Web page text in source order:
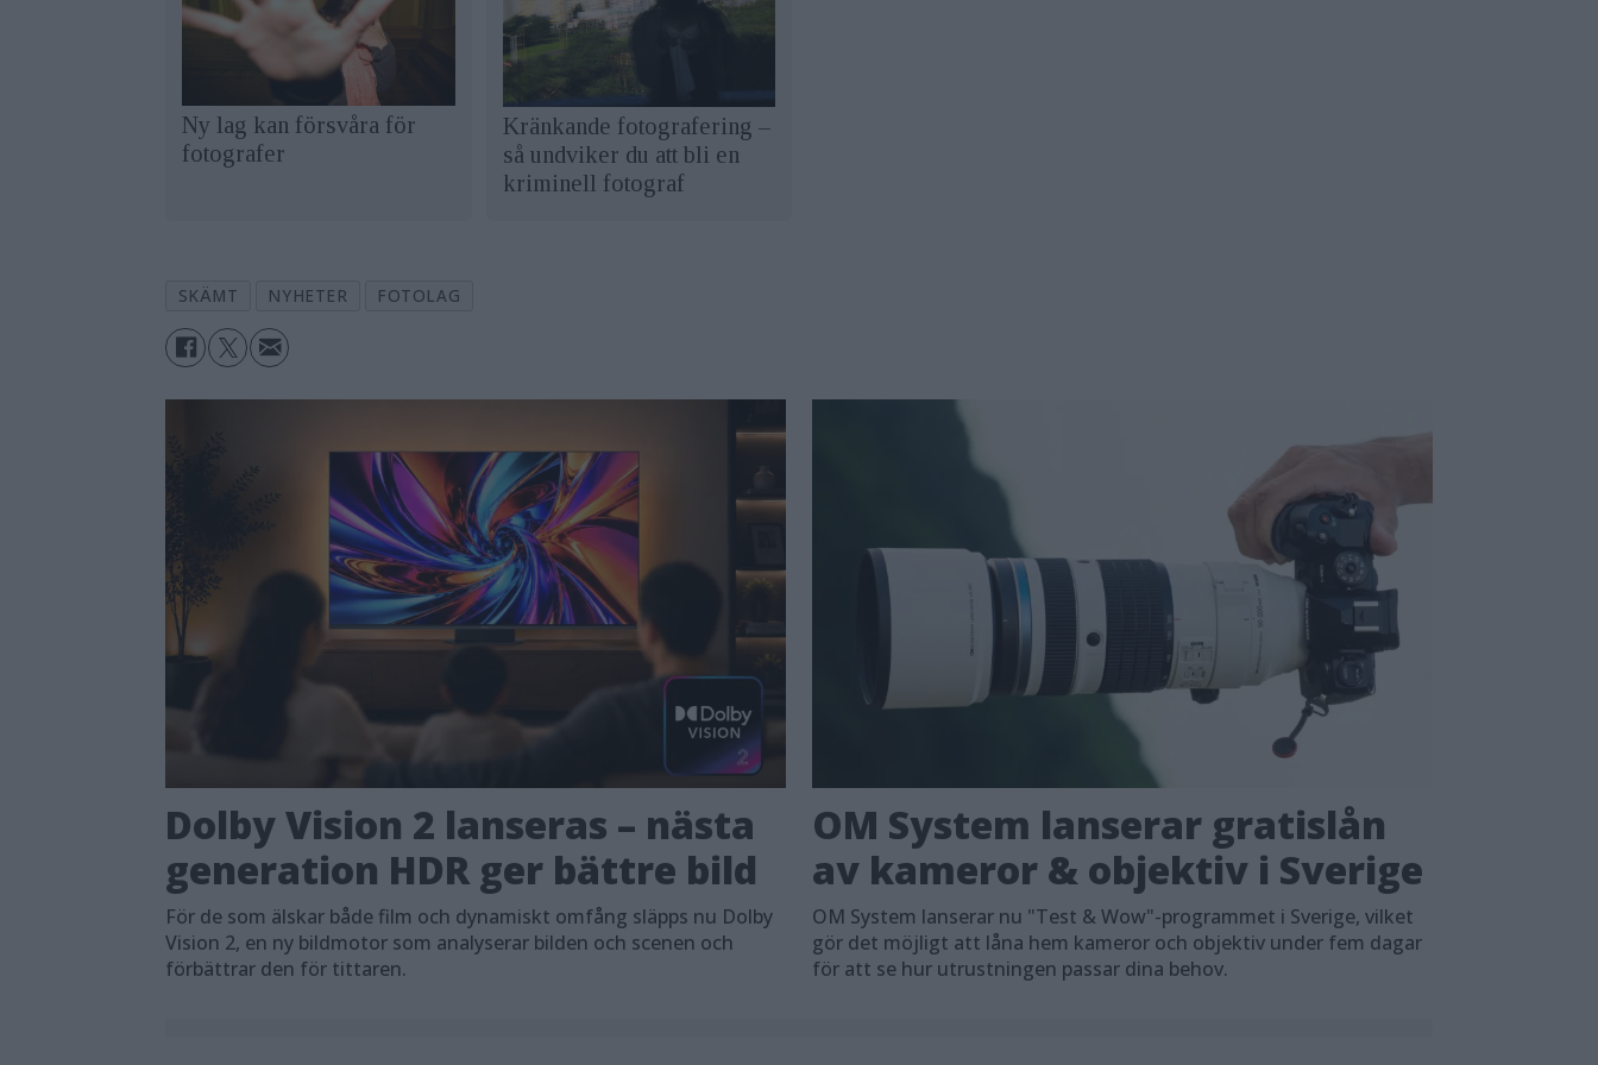
Ny lag kan försvåra för
fotografer
Kränkande fotografering –
så undviker du att bli en
kriminell fotograf
SKÄMT NYHETER FOTOLAG
Dolby Vision 2 lanseras – nästa
generation HDR ger bättre bild
För de som älskar både film och dynamiskt omfång släpps nu Dolby
Vision 2, en ny bildmotor som analyserar bilden och scenen och
förbättrar den för tittaren.
OM System lanserar gratislån
av kameror & objektiv i Sverige
OM System lanserar nu "Test & Wow"-programmet i Sverige, vilket
gör det möjligt att låna hem kameror och objektiv under fem dagar
för att se hur utrustningen passar dina behov.